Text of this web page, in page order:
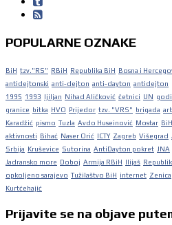
POPULARNE OZNAKE
BiH tzv."RS" RBiH Republika BiH Bosna i
antidejtonski anti-dejton anti-dayton antidejton
1995 1993 ljiljan Nihad Aličković četnici UN
granice bitka HVO Prijedor tzv. "VRS" brigada
Karadžić pismo Tuzla Avdo Huseinović Mostar
aktivnosti Bihać Naser Orić ICTY Zagreb Višegrad
Srbija Kruševice Sutorina AntiDayton pokret JNA
Jadransko more Doboj Armija RBiH Ilijaš
opkoljeno sarajevo Tužilaštvo BiH internet Zenica
Kurtćehajić
Prijavite se na objave